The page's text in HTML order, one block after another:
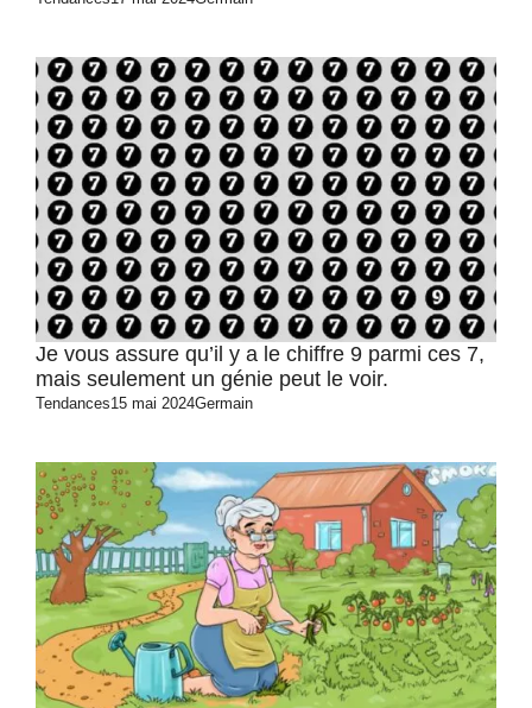
Je vous assure qu’il y a le chiffre 9 parmi ces 7,
mais seulement un génie peut le voir.
Tendances15 mai 2024Germain